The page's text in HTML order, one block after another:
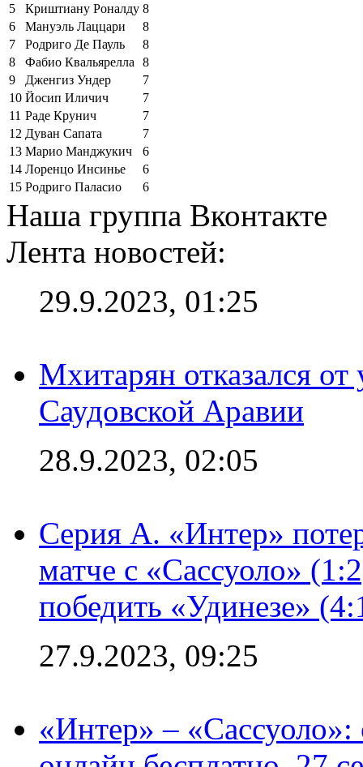
5
Криштиану Роналду 8
6
Мануэль Лаццари
8
7
Родриго Де Пауль
8
8
Фабио Квальярелла
8
9
Дженгиз Ундер
7
10 Йосип Иличич
7
11 Раде Крунич
7
12 Дуван Сапата
7
13 Марио Манджукич
6
14 Лоренцо Инсинье
6
15 Родриго Паласио 6
Наша группа Вконтакте
Лента новостей:
29.9.2023, 01:25
Мхитарян отказался от
Саудовской Аравии
28.9.2023, 02:05
Серия А. «Интер»
матче с «Сассуоло»
победить «Удинезе»
27.9.2023, 09:25
«Интер» –